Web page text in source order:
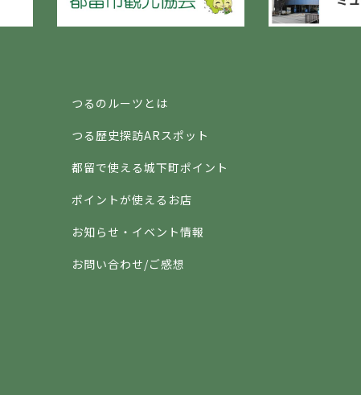
つるのルーツとは
つる歴史探訪ARスポット
都留で使える城下町ポイント
ポイントが使えるお店
お知らせ・イベント情報
お問い合わせ/ご感想